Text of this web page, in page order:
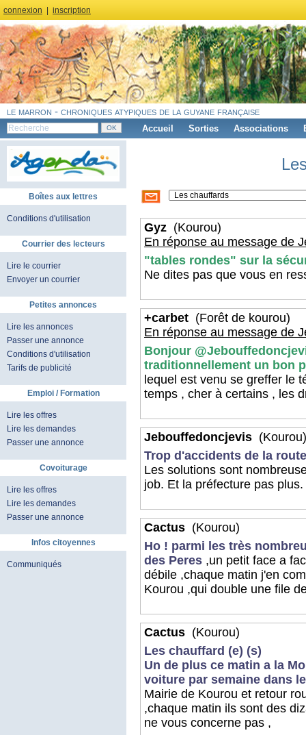
connexion inscription
le marron - chroniques atypiques de la guyane française
Accueil Sorties Associations
Boîtes aux lettres
Conditions d'utilisation
Courrier des lecteurs
Lire le courrier
Envoyer un courrier
Petites annonces
Lire les annonces
Passer une annonce
Conditions d'utilisation
Tarifs de publicité
Emploi / Formation
Lire les offres
Lire les demandes
Passer une annonce
Covoiturage
Lire les offres
Lire les demandes
Passer une annonce
Infos citoyennes
Communiqués
Gyz (Kourou)
En réponse au message de
"tables rondes" sur la
Ne dites pas que vous en
+carbet (Forêt de kourou)
En réponse au message de
Bonjour
traditionnellement un bon
lequel est venu se greffer le
temps , cher à certains , les
Jebouffedoncjevis (Kourou)
Trop d'accidents de la
Les solutions sont
job. Et la préfecture pas plus.
Cactus (Kourou)
Ho ! parmi les très
des Peres ,un petit face a
débile ,chaque matin j'en
Kourou ,qui double une file
Cactus (Kourou)
Les chauffard (e) (s)
Un de plus ce matin a la
voiture par semaine dans
Mairie de Kourou et retour
,chaque matin ils sont des
ne vous concerne pas ,